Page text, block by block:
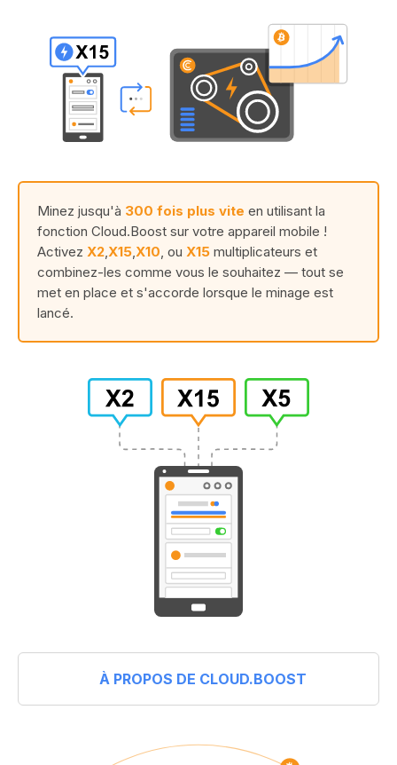
Minez jusqu'à 300 fois plus vite en utilisant la
fonction Cloud.Boost sur votre appareil mobile !
Activez X2 X15 X10 , ou X15 multiplicateurs et
combinez-les comme vous le souhaitez — tout se
met en place et s'accorde lorsque le minage est
lancé.
À PROPOS DE CLOUD.BOOST